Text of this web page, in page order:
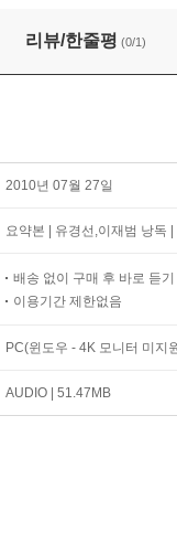
리뷰/한줄평 (0/1)
2010년 07월 27일
요약본 | 유경선,이재범 낭독
배송 없이 구매 후 바로 듣기
이용기간 제한없음
PC(윈도우 - 4K 모니터 미지
AUDIO | 51.47MB